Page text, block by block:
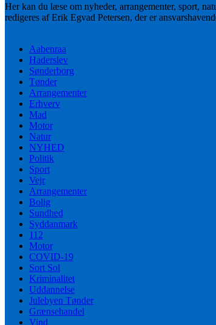
Her kan du læse om nyheder, arrangementer, sport,
redigeres af Erik Egvad Petersen, der er
Aabenraa
Haderslev
Sønderborg
Tønder
Arrangementer
Erhverv
Mad
Motor
Natur
NYHED
Politik
Sport
Vejr
Arrangementer
Bolig
Sundhed
Syddanmark
112
Motor
COVID-19
Sort Sol
Kriminalitet
Uddannelse
Julebyen Tønder
Grænsehandel
Vind